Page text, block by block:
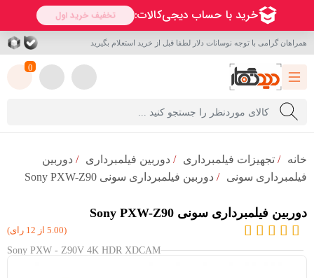
همراهان گرامی با توجه نوسانات دلار لطفا قبل از خرید استعلام بگیرید
0
خانه / تجهیزات فیلمبرداری / دوربین فیلمبرداری / دوربین
فیلمبرداری سونی / دوربین فیلمبرداری سونی Sony PXW-Z90
دوربین فیلمبرداری سونی Sony PXW-Z90
(5.00 از 12 رای)
Sony PXW - Z90V 4K HDR XDCAM